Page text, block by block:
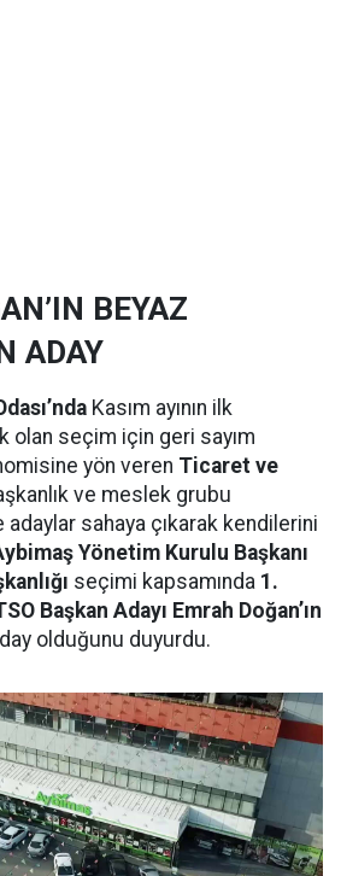
BEYAZ
ADAY
Kasım ayının ilk
olan seçim için geri sayım
yön veren Ticaret ve
ve meslek grubu
sahaya çıkarak kendilerini
Yönetim Kurulu Başkanı
seçimi kapsamında 1.
Başkan Adayı Emrah Doğan’ın
olduğunu duyurdu.